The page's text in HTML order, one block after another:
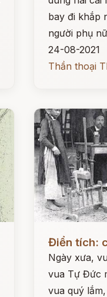
bay đi khắp
người phụ
24-08-2021
Thần thoại
Đọc ngay
Điển tích:
Ngày xưa,
vua Tự Đức
vua quý